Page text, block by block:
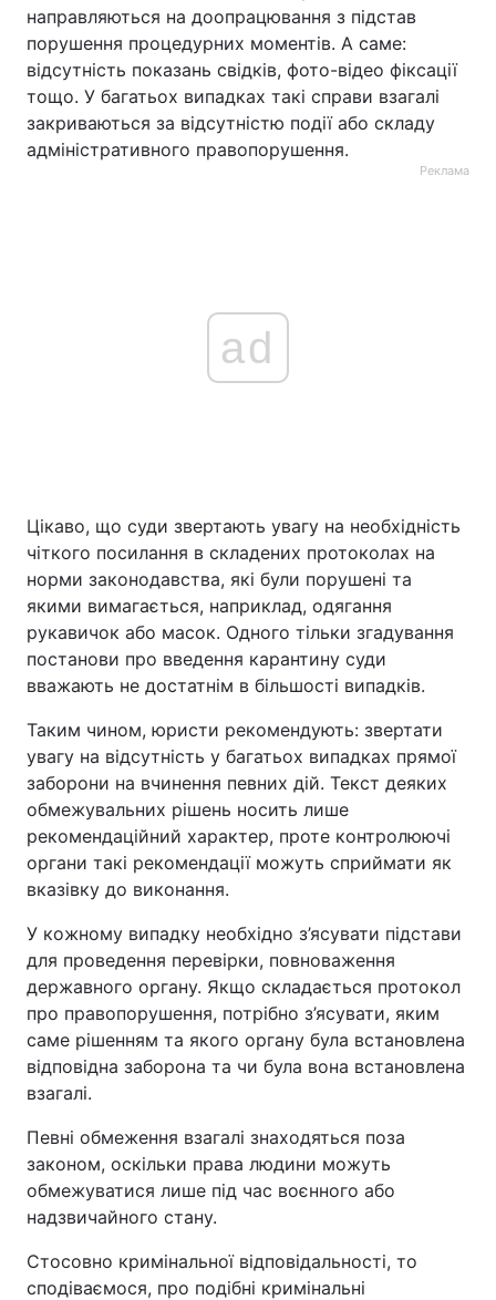
направляються на доопрацювання з підстав
порушення процедурних моментів. А саме:
відсутність показань свідків, фото-відео фіксації
тощо. У багатьох випадках такі справи взагалі
закриваються за відсутністю події або складу
адміністративного правопорушення.
Реклама
ad
Цікаво, що суди звертають увагу на необхідність
чіткого посилання в складених протоколах на
норми законодавства, які були порушені та
якими вимагається, наприклад, одягання
рукавичок або масок. Одного тільки згадування
постанови про введення карантину суди
вважають не достатнім в більшості випадків.
Таким чином, юристи рекомендують: звертати
увагу на відсутність у багатьох випадках прямої
заборони на вчинення певних дій. Текст деяких
обмежувальних рішень носить лише
рекомендаційний характер, проте контролюючі
органи такі рекомендації можуть сприймати як
вказівку до виконання.
У кожному випадку необхідно з’ясувати підстави
для проведення перевірки, повноваження
державного органу. Якщо складається протокол
про правопорушення, потрібно з’ясувати, яким
саме рішенням та якого органу була встановлена
відповідна заборона та чи була вона встановлена
взагалі.
Певні обмеження взагалі знаходяться поза
законом, оскільки права людини можуть
обмежуватися лише під час воєнного або
надзвичайного стану.
Стосовно кримінальної відповідальності, то
сподіваємося, про подібні кримінальні